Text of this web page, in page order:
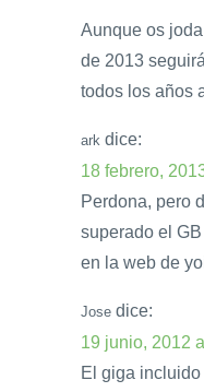
Aunque os
de 2013
todos los años
ark dice:
18 febrero,
Perdona, pero
superado el
en la web de
Jose dice:
19 junio, 2012
El giga